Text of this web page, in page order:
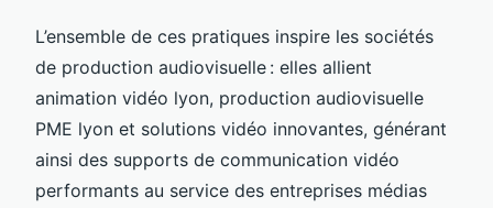
L’ensemble de ces pratiques inspire les sociétés
de production audiovisuelle : elles allient
animation vidéo lyon, production audiovisuelle
PME lyon et solutions vidéo innovantes, générant
ainsi des supports de communication vidéo
performants au service des entreprises médias